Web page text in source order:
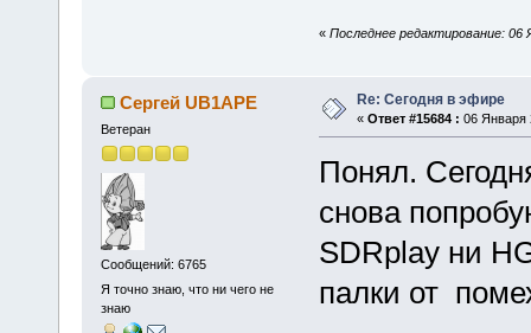
« Последнее редактирование: 06
Сергей UB1APE
Ветеран
Сообщений: 6765
Я точно знаю, что ни чего не
знаю
Re: Сегодня в эфире
« Ответ #15684 : 06 Января
Понял.
снова
SDRplay ни
палки от